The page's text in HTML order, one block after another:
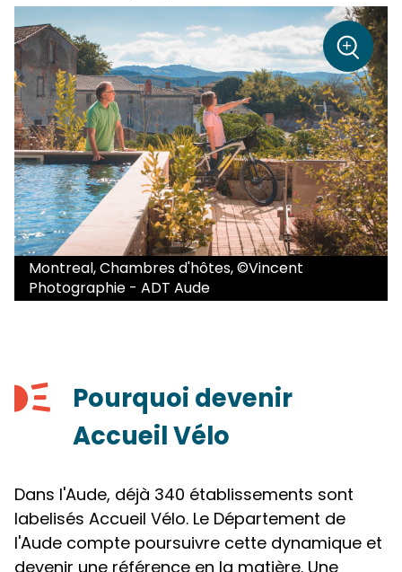
Zoom
+
sur la
Montreal, Chambres d'hôtes, ©Vincent
Photographie - ADT Aude
Pourquoi devenir
Accueil Vélo
Dans l'Aude, déjà 340 établissements sont
labelisés Accueil Vélo. Le Département de
l'Aude compte poursuivre cette dynamique et
devenir une référence en la matière. Une